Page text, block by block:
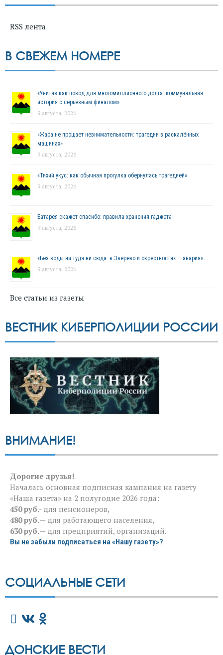
RSS лента
В СВЕЖЕМ НОМЕРЕ
«Унитаз как повод для многомиллионного долга: коммунальная
история с серьёзным финалом»
9 августа, 2026
«Жара не прощает невнимательности: трагедии в раскалённых
машинах»
9 августа, 2026
«Тихий укус: как обычная прогулка обернулась трагедией»
9 августа, 2026
Батарея скажет спасибо: правила хранения гаджета
9 августа, 2026
«Без воды ни туда ни сюда: в Зверево и окрестностях — авария»
9 августа, 2026
Все статьи из газеты
ВЕСТНИК КИБЕРПОЛИЦИИ РОССИИ
ВНИМАНИЕ!
Дорогие друзья!
Началась основная подписная кампания на газету
«Наша газета» на 2 полугодие 2026 года:
450 руб.- для пенсионеров,
480 руб.— для работающего населения,
630 руб.— для предприятий, организаций.
Вы не забыли подписаться на «Нашу газету»?
СОЦИАЛЬНЫЕ СЕТИ
ДОНСКИЕ ВЕСТИ